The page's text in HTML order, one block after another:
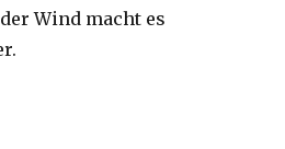
Wind macht es